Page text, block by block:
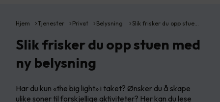
Hjem Tjenester Privat Belysning Slik frisker du opp stue…
Slik frisker du opp stuen med
ny belysning
Har du kun «the big light» i taket? Ønsker du å skape
ulike soner til forskjellige aktiviteter? Her kan du lese